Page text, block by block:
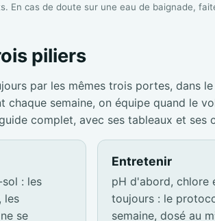
En cas de doute sur une eau de baignade,
piliers
par les mêmes trois portes, dans
semaine, on équipe quand le
complet, avec ses tableaux et ses
: les
les
se
Entretenir
pH d'abord, chlore
toujours : le
semaine, dosé au